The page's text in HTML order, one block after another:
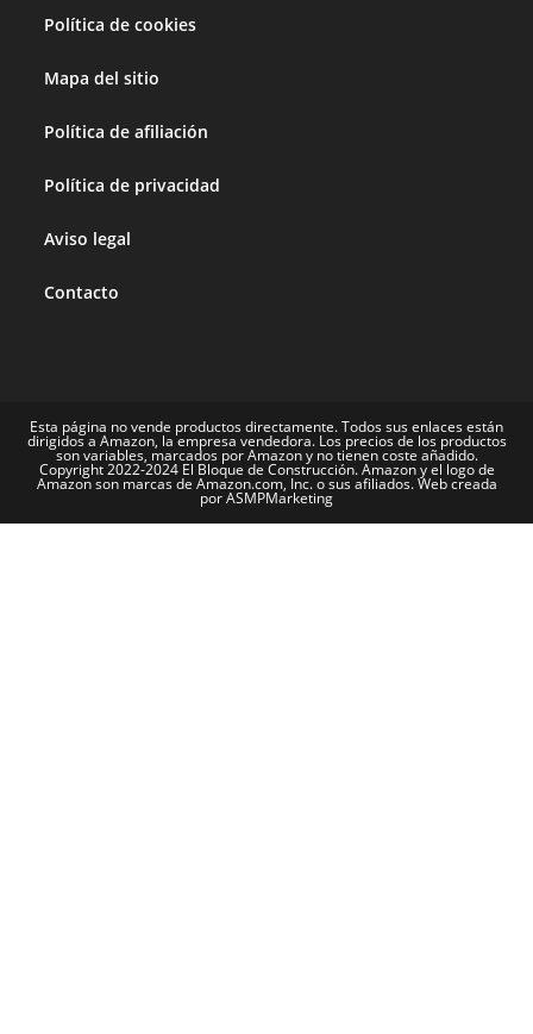
Política de cookies
Mapa del sitio
Política de afiliación
Política de privacidad
Aviso legal
Contacto
Esta página no vende productos directamente. Todos sus enlaces están
dirigidos a Amazon, la empresa vendedora. Los precios de los productos
son variables, marcados por Amazon y no tienen coste añadido.
Copyright 2022-2024 El Bloque de Construcción. Amazon y el logo de
Amazon son marcas de Amazon.com, Inc. o sus afiliados. Web creada
por ASMPMarketing